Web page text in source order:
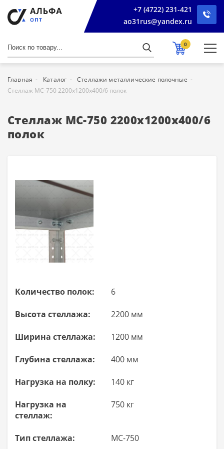
+7 (4722) 231-421
ao31rus@yandex.ru
0
Главная Каталог
Стеллажи металлические полочные
Стеллаж МС-750 2200х1200х400/6 полок
Стеллаж МС-750 2200х1200х400/6
полок
Количество полок: 6
Высота стеллажа: 2200 мм
Ширина стеллажа: 1200 мм
Глубина стеллажа: 400 мм
Нагрузка на полку: 140 кг
Нагрузка на
стеллаж:
750 кг
Тип стеллажа: МС-750